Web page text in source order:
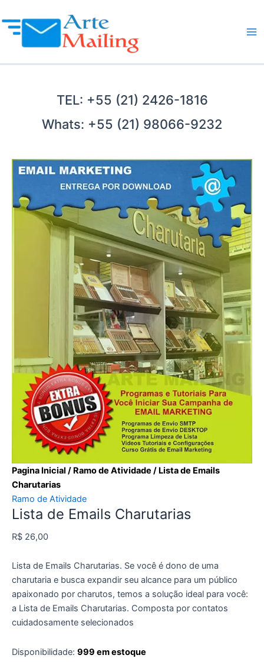
para
conteúdo
TEL: +55 (21) 2426-1816
Whats: +55 (21) 98066-9232
Pagina Inicial / Ramo de Atividade / Lista de Emails
Charutarias
Ramo de Atividade
Lista de Emails Charutarias
R$ 26,00
Lista de Emails Charutarias. Se você é dono de uma
charutaria e busca expandir seu alcance para um público
apaixonado por charutos, temos a solução ideal para você:
a Lista de Emails Charutarias. Composta por contatos
cuidadosamente selecionados
Disponibilidade: 999 em estoque